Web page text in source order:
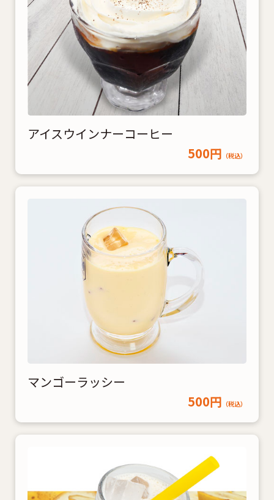
アイスウインナーコーヒー
500円 （税込）
マンゴーラッシー
500円 （税込）